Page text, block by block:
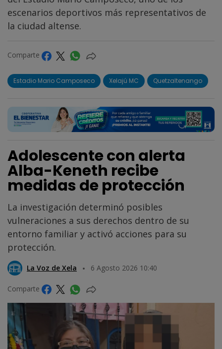
escenarios deportivos más representativos de
la ciudad altense.
Comparte
Estadio Mario Camposeco Xelajú MC Quetzaltenango
Adolescente con alerta
Alba-Keneth recibe
medidas de protección
La investigación determinó posibles
vulneraciones a sus derechos dentro de su
entorno familiar y activó acciones para su
protección.
La Voz de Xela 6 Agosto 2026 10:40
Comparte